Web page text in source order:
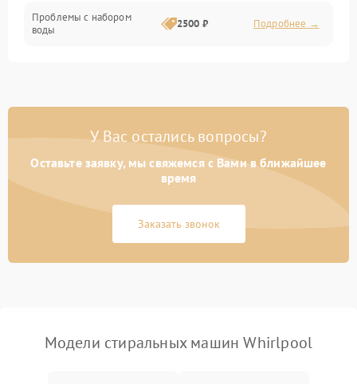
Проблемы с набором
воды
2500 ₽ Подробнее →
Замена платы управления 2200 ₽ Подробнее →
У Вас остались вопросы?
Оставьте заявку, мы свяжемся с Вами в ближайшее
время
Заказать звонок
Модели стиральных машин Whirlpool